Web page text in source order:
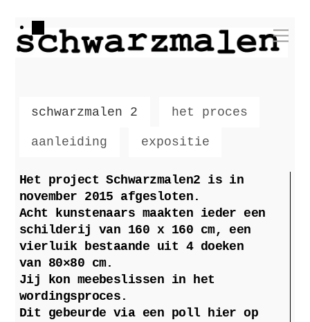
Skip
schwarzmalen 2 het proces
aanleiding expositie
Het project Schwarzmalen2 is in
november 2015 afgesloten.
Acht kunstenaars maakten ieder een
schilderij van 160 x 160 cm, een
vierluik bestaande uit 4 doeken
van 80×80 cm.
Jij kon meebeslissen in het
wordingsproces.
Dit gebeurde via een poll hier op